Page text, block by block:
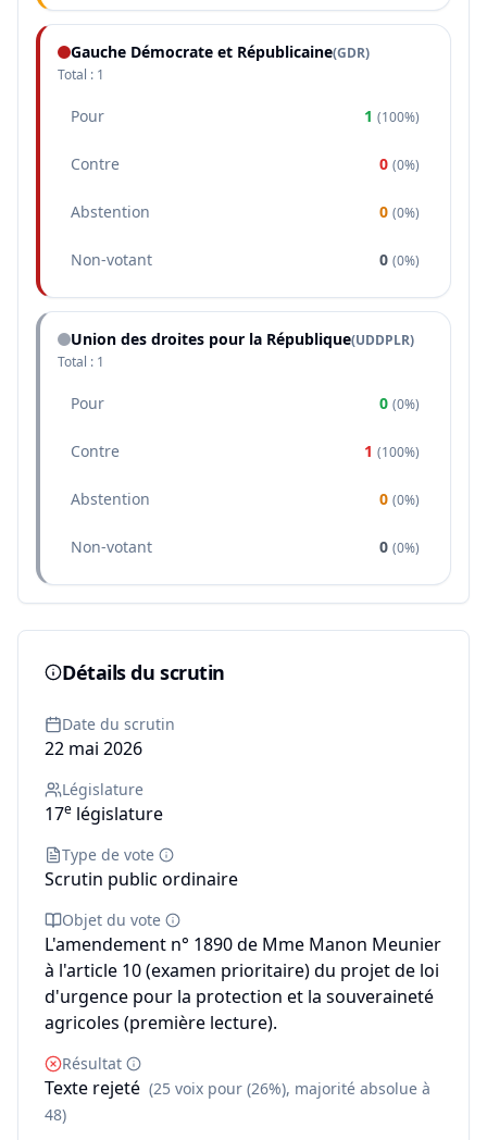
Gauche Démocrate et Républicaine(GDR)
Total : 1
Pour 1 (100%)
Contre 0 (0%)
Abstention 0 (0%)
Non-votant 0 (0%)
Union des droites pour la République(UDDPLR)
Total : 1
Pour 0 (0%)
Contre 1 (100%)
Abstention 0 (0%)
Non-votant 0 (0%)
Détails du scrutin
Date du scrutin
22 mai 2026
Législature
17e législature
Type de vote
Scrutin public ordinaire
Objet du vote
L'amendement n° 1890 de Mme Manon Meunier
à l'article 10 (examen prioritaire) du projet de loi
d'urgence pour la protection et la souveraineté
agricoles (première lecture).
Résultat
Texte rejeté (25 voix pour (26%), majorité absolue à
48)